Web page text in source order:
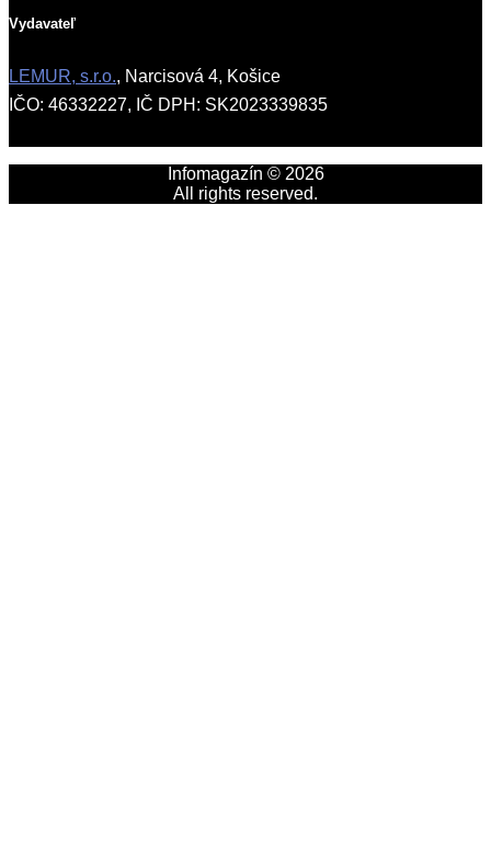
Vydavateľ
LEMUR, s.r.o., Narcisová 4, Košice
IČO: 46332227, IČ DPH: SK2023339835
Infomagazín © 2026
All rights reserved.